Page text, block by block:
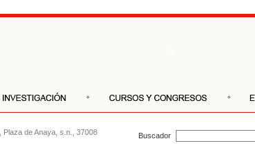
, Plaza de Anaya, s.n., 37008
Buscador